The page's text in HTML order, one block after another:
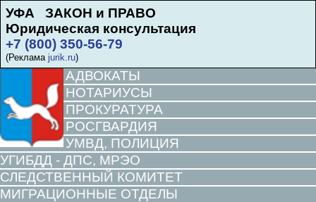
УФА ЗАКОН и ПРАВО
Юридическая консультация
+7 (800) 350-56-79
(Реклама jurik.ru)
АДВОКАТЫ
НОТАРИУСЫ
ПРОКУРАТУРА
РОСГВАРДИЯ
УМВД, ПОЛИЦИЯ
УГИБДД - ДПС, МРЭО
СЛЕДСТВЕННЫЙ КОМИТЕТ
МИГРАЦИОННЫЕ ОТДЕЛЫ